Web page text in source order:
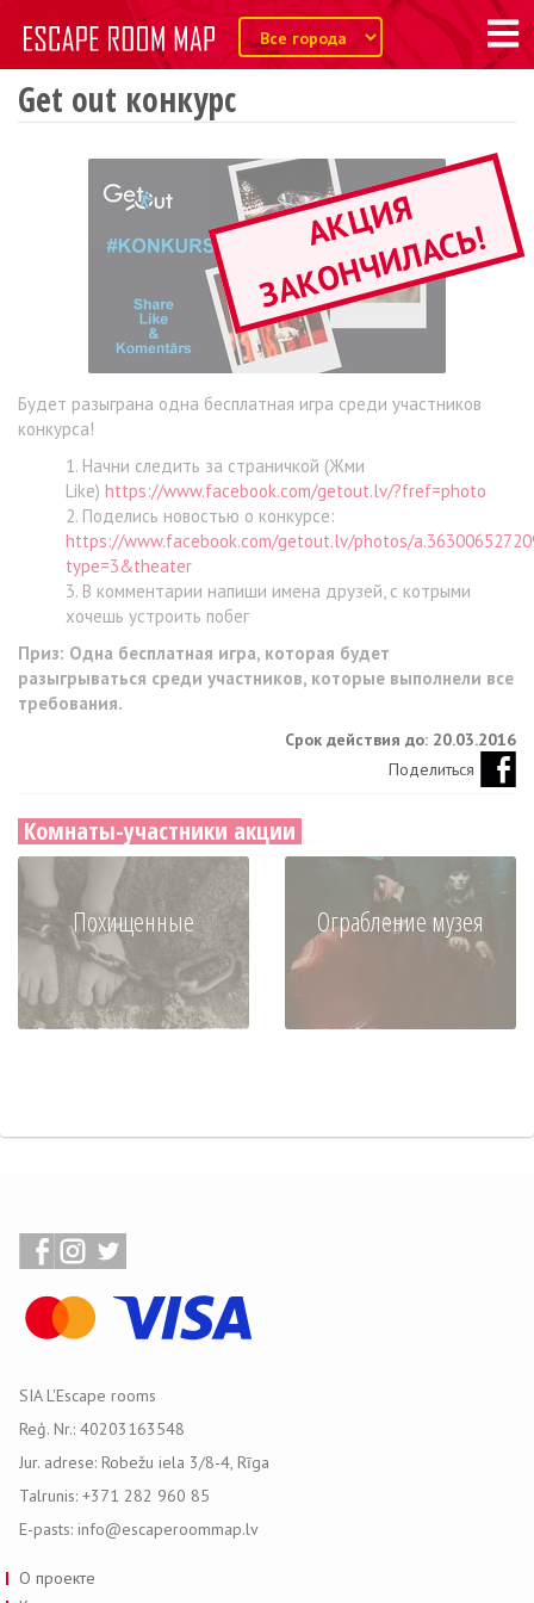
Get out конкурс
А
К
Ц
И
Я
З
А
К
О
Н
Ч
И
Л
А
С
Ь
!
Будет разыграна одна бесплатная игра среди участников
конкурса!
Начни следить за страничкой (Жми
Like) https://www.facebook.com/getout.lv/?fref=photo
Поделись новостью о конкурсе:
https://www.facebook.com/getout.lv/photos/
type=3&theater
В комментарии напиши имена друзей, с котрыми
хочешь устроить побег
Приз: Одна бесплатная игра, которая будет
разыгрываться среди участников, которые выполнели все
требования.
Срок действия до: 20.03.2016
Поделиться
Комнаты-участники акции
Похищенные Ограбление музея
SIA L'Escape rooms
Reģ. Nr.: 40203163548
Jur. adrese: Robežu iela 3/8-4, Rīga
Talrunis: +371 282 960 85
E-pasts: info@escaperoommap.lv
О проекте